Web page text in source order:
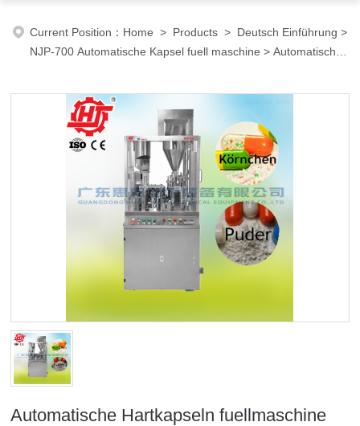
Current Position： Home > Products > Deutsch Einführung >
NJP-700 Automatische Kapsel fuell maschine > Automatische
Automatische Hartkapseln fuellmaschine